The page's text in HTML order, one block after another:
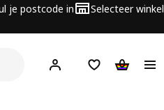
je postcode in Selecteer winkel
Hej! Log in